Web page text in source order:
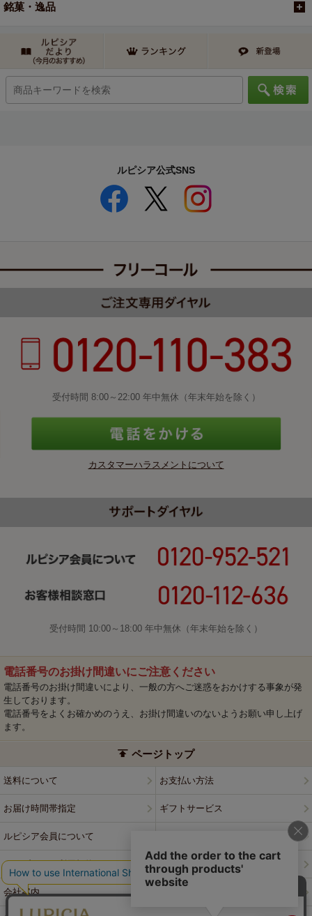
銘菓・逸品
ルピシア公式SNS
受付時間 8:00～22:00 年中無休（年末年始を除く）
カスタマーハラスメントについて
受付時間 10:00～18:00 年中無休（年末年始を除く）
電話番号のお掛け間違いにご注意ください
電話番号のお掛け間違いにより、一般の方へご迷惑をおかけする事象が発
生しております。
電話番号をよくお確かめのうえ、お掛け間違いのないようお願い申し上げ
ます。
ページトップ
送料について お支払い方法
お届け時間帯指定 ギフトサービス
ルピシア会員について
ウェブサイト利用規約 特定商取引法に基づく表記
会社案内